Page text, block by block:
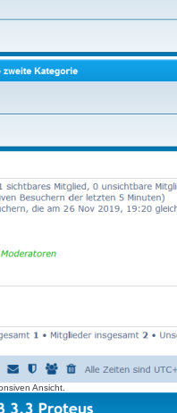
Ansicht.